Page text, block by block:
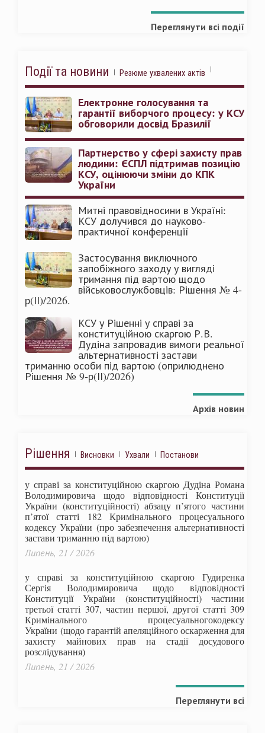
Переглянути всі події
Події та новини Резюме ухвалених актів
Електронне голосування та
гарантії виборчого процесу: у КСУ
обговорили досвід Бразилії
Партнерство у сфері захисту прав
людини: ЄСПЛ підтримав позицію
КСУ, оцінюючи зміни до КПК
України
Митні правовідносини в Україні:
КСУ долучився до науково-
практичної конференції
Застосування виключного
запобіжного заходу у вигляді
тримання під вартою щодо
військовослужбовців: Рішення № 4-
р(ІІ)/2026.
КСУ у Рішенні у справі за
конституційною скаргою Р.В.
Дудіна запровадив вимоги реальної
альтернативності застави
триманню особи під вартою (оприлюднено
Рішення № 9-р(ІІ)/2026)
Архів новин
Рішення Висновки Ухвали Постанови
у справі за конституційною скаргою Дудіна Романа
Володимировича щодо відповідності Конституції
України (конституційності) абзацу п’ятого частини
п’ятої статті 182 Кримінального процесуального
кодексу України (про забезпечення альтернативності
застави триманню під вартою)
Липень, 21 / 2026
у справі за конституційною скаргою Гудиренка
Сергія Володимировича щодо відповідності
Конституції України (конституційності) частини
третьої статті 307, частин першої, другої статті 309
Кримінального процесуальногокодексу
України (щодо гарантій апеляційного оскарження для
захисту майнових прав на стадії досудового
розслідування)
Липень, 21 / 2026
Переглянути всі